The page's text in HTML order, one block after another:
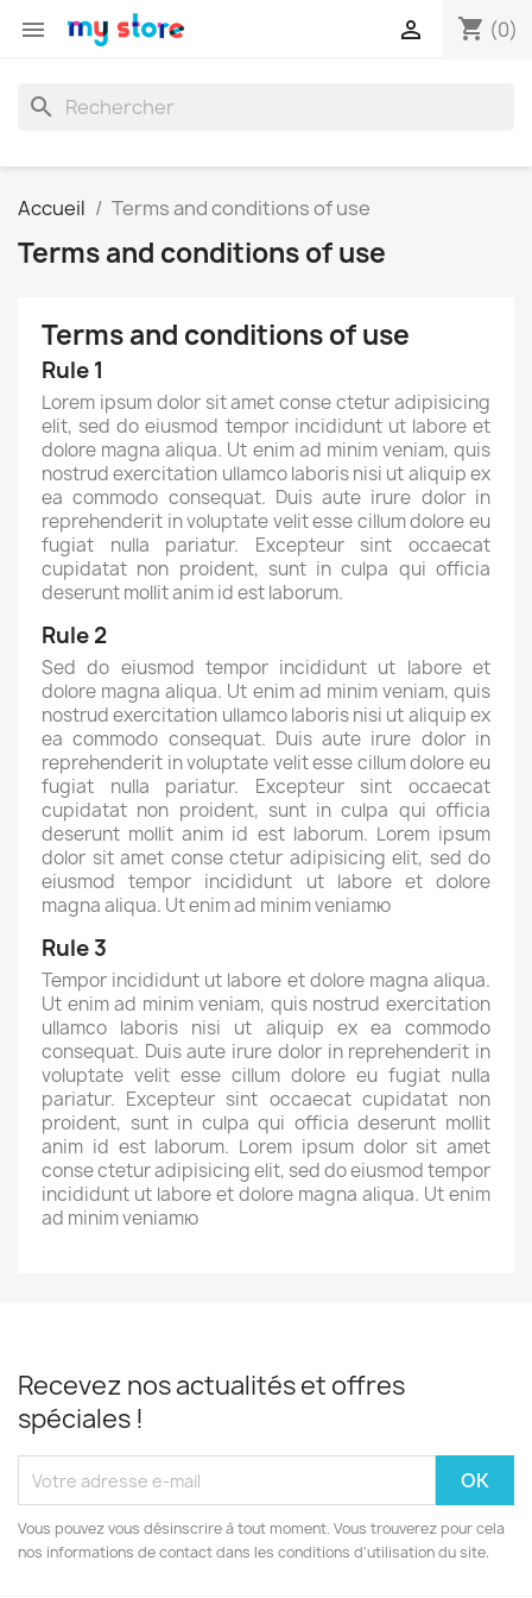
 shopping_cart (0)

search
Accueil Terms and conditions of use
Terms and conditions of use
Terms and conditions of use
Rule 1
Lorem ipsum dolor sit amet conse ctetur adipisicing
elit, sed do eiusmod tempor incididunt ut labore et
dolore magna aliqua. Ut enim ad minim veniam, quis
nostrud exercitation ullamco laboris nisi ut aliquip ex
ea commodo consequat. Duis aute irure dolor in
reprehenderit in voluptate velit esse cillum dolore eu
fugiat nulla pariatur. Excepteur sint occaecat
cupidatat non proident, sunt in culpa qui officia
deserunt mollit anim id est laborum.
Rule 2
Sed do eiusmod tempor incididunt ut labore et
dolore magna aliqua. Ut enim ad minim veniam, quis
nostrud exercitation ullamco laboris nisi ut aliquip ex
ea commodo consequat. Duis aute irure dolor in
reprehenderit in voluptate velit esse cillum dolore eu
fugiat nulla pariatur. Excepteur sint occaecat
cupidatat non proident, sunt in culpa qui officia
deserunt mollit anim id est laborum. Lorem ipsum
dolor sit amet conse ctetur adipisicing elit, sed do
eiusmod tempor incididunt ut labore et dolore
magna aliqua. Ut enim ad minim veniamю
Rule 3
Tempor incididunt ut labore et dolore magna aliqua.
Ut enim ad minim veniam, quis nostrud exercitation
ullamco laboris nisi ut aliquip ex ea commodo
consequat. Duis aute irure dolor in reprehenderit in
voluptate velit esse cillum dolore eu fugiat nulla
pariatur. Excepteur sint occaecat cupidatat non
proident, sunt in culpa qui officia deserunt mollit
anim id est laborum. Lorem ipsum dolor sit amet
conse ctetur adipisicing elit, sed do eiusmod tempor
incididunt ut labore et dolore magna aliqua. Ut enim
ad minim veniamю
Recevez nos actualités et offres
spéciales !
Vous pouvez vous désinscrire à tout moment. Vous trouverez pour cela
nos informations de contact dans les conditions d'utilisation du site.